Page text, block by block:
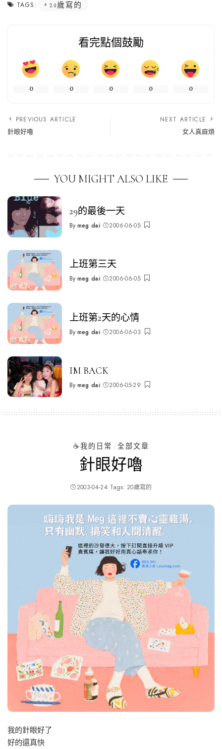
TAGS: 20歲寫的
看完點個鼓勵
0 0 0 0 0
PREVIOUS ARTICLE
針眼好嚕
NEXT ARTICLE
女人真麻煩
YOU MIGHT ALSO LIKE
29的最後一天
Posted
By meg dai 2006-06-05
上班第三天
Posted
By meg dai 2006-06-05
上班第2天的心情
Posted
By meg dai 2006-06-03
IM BACK
Posted
By meg dai 2006-05-29
☕️我的日常 全部文章
針眼好嚕
2003-04-24 Tags: 20歲寫的
我的針眼好了
好的還真快